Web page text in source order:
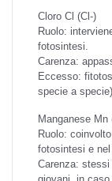
Cloro Cl (Cl-)
Ruolo:
fotosintesi.
Carenza:
Eccesso:
specie a
Manganese Mn
Ruolo:
fotosintesi e nel
Carenza: